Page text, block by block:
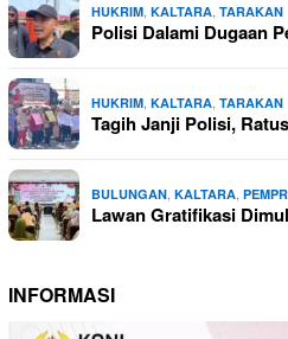
HUKRIM, KALTARA, TARAKAN
Polisi Dalami Dugaan
HUKRIM, KALTARA, TARAKAN
Tagih Janji Polisi,
BULUNGAN, KALTARA,
Lawan Gratifikasi
INFORMASI